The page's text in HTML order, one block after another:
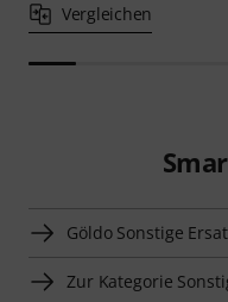
Vergleichen
Göldo Sonstige
Zur Kategorie